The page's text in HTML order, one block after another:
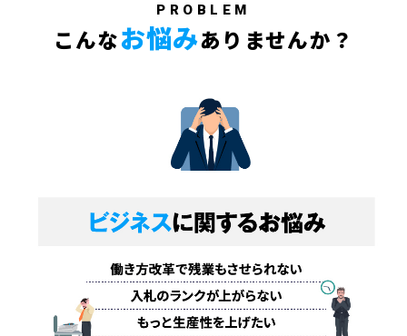
PROBLEM
こんなお悩みありませんか？